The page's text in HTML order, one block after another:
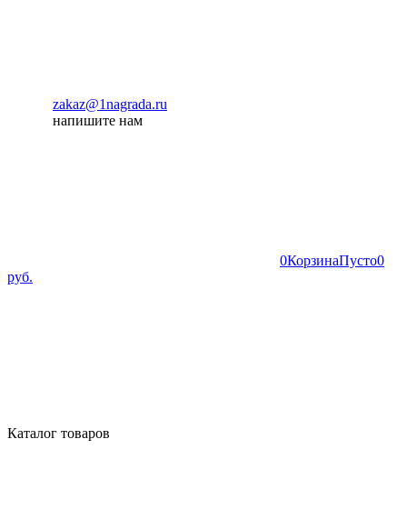
zakaz@1nagrada.ru
напишите нам
0КорзинаПусто0
руб.
Каталог товаров